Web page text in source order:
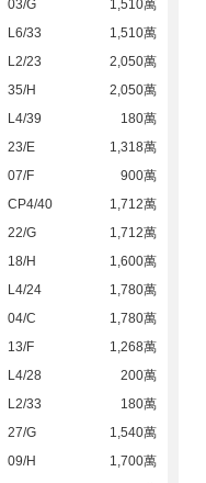
03/G
1,510萬
L6/33
1,510萬
L2/23
2,050萬
35/H
2,050萬
L4/39
180萬
23/E
1,318萬
07/F
900萬
CP4/40
1,712萬
22/G
1,712萬
18/H
1,600萬
L4/24
1,780萬
04/C
1,780萬
13/F
1,268萬
L4/28
200萬
L2/33
180萬
27/G
1,540萬
09/H
1,700萬